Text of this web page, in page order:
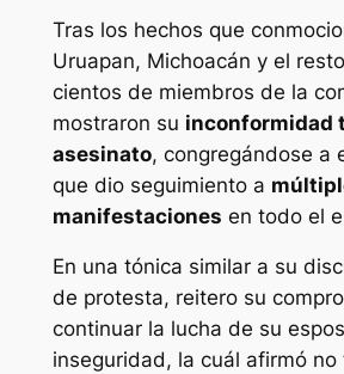
Tras los hechos que
Uruapan, Michoacán y el
cientos de miembros de la
mostraron su inconformidad
asesinato, congregándose a
que dio seguimiento a
manifestaciones en todo el
En una tónica similar a su
de protesta, reitero su
continuar la lucha de su
inseguridad, la cuál afirmó no